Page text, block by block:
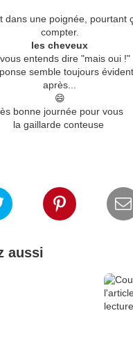
dans une poignée, pourtant
compter.
les cheveux
entends dire "mais oui !"
semble toujours
après...
😄
bonne journée pour vous
la gaillarde conteuse
aussi